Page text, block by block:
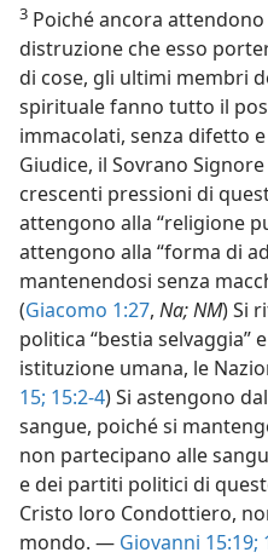
3 Poiché ancora
distruzione che esso
di cose, gli ultimi membri
spirituale fanno tutto il
immacolati, senza difetto
Giudice, il Sovrano
crescenti pressioni di
attengono alla “religione
attengono alla “forma di
mantenendosi senza
(Giacomo 1:27, Na; NM) Si
politica “bestia selvaggia”
istituzione umana, le
15; 15:2-4) Si astengono
sangue, poiché si
non partecipano alle
e dei partiti politici di
Cristo loro Condottiero,
mondo. — Giovanni 15:19;